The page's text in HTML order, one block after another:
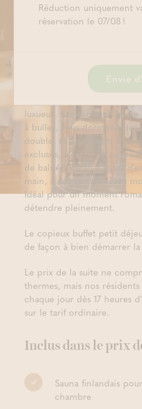
sauna +
175,00 € (2
luxueux. Parmi cette
à bulles, vous dormirez
double, et disposerez
exclusifs, à savoir un sauna
de balnéothérapie à jets
main, à consommer sans
Idéal pour un moment
détendre pleinement.
Le copieux buffet petit
de façon à bien démarrer
Le prix de la suite ne
thermes, mais nos
chaque jour dès 17 heures
sur le tarif ordinaire.
Inclus dans le prix
Sauna finlandais
chambre
Réduction uniquement
réservation le 07/08 !
Envie